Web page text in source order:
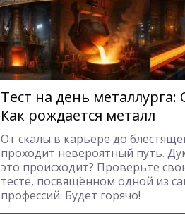
Тест на день
Как рождается металл
От скалы в карьере до
проходит невероятный путь.
это происходит? Проверьте
тесте, посвящённом одной из
профессий. Будет горячо!